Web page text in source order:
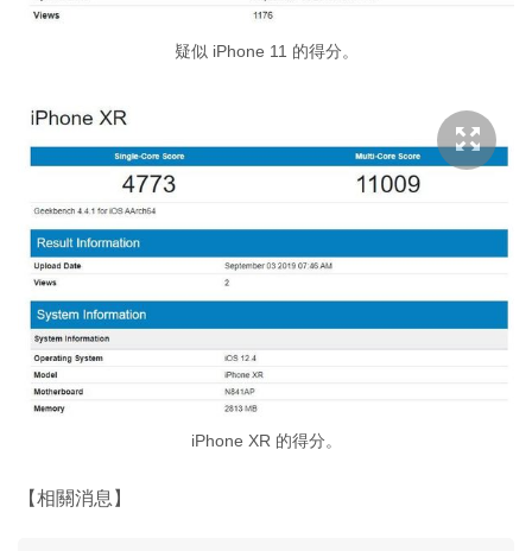
疑似 iPhone 11 的得分。
iPhone XR 的得分。
【相關消息】